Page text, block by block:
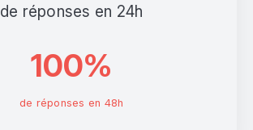
de réponses en 24h
100%
de réponses en 48h